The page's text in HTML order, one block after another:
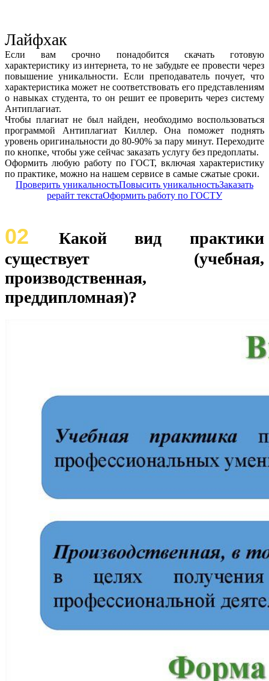
Лайфхак
Если вам срочно понадобится скачать готовую
характеристику из интернета, то не забудьте ее провести через
повышение уникальности. Если преподаватель почует, что
характеристика может не соответствовать его представлениям
о навыках студента, то он решит ее проверить через систему
Антиплагиат.
Чтобы плагиат не был найден, необходимо воспользоваться
программой Антиплагиат Киллер. Она поможет поднять
уровень оригинальности до 80-90% за пару минут. Переходите
по кнопке, чтобы уже сейчас заказать услугу без предоплаты.
Оформить любую работу по ГОСТ, включая характеристику
по практике, можно на нашем сервисе в самые сжатые сроки.
Проверить уникальностьПовысить уникальностьЗаказать
рерайт текстаОформить работу по ГОСТУ
02
Какой вид практики
существует (учебная,
производственная,
преддипломная)?